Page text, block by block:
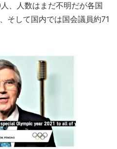
、人数はまだ不明だが各国
そして国内では国会議員約71